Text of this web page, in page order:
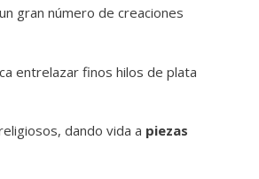
gran número de creaciones
entrelazar finos hilos de plata
dando vida a piezas